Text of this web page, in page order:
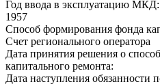
Год ввода в эксплуатацию МКД:
1957
Способ формирования фонда
Счет регионального оператора
Дата принятия решения о
капитального ремонта:
Дата наступления обязанности